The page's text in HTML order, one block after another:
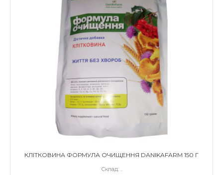
КЛІТКОВИНА ФОРМУЛА ОЧИЩЕННЯ DANIKAFARM 150 Г
Склад: ..